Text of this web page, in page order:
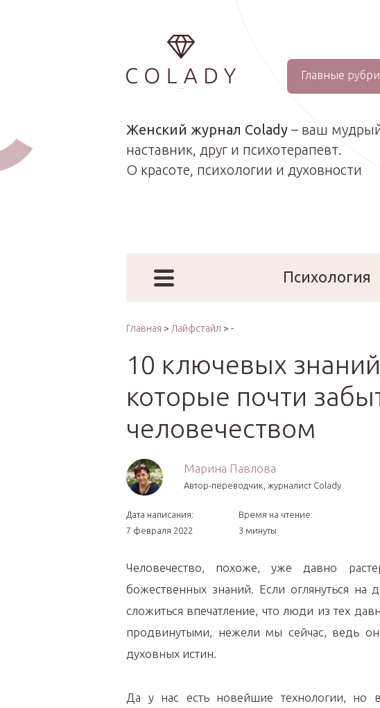
...
Главные
Женский журнал Colady – ваш
наставник, друг и психотерапевт.
О красоте, психологии и духовности
Психология
Главная > Лайфстайл > -
10 ключевых
которые почти
человечеством
Марина Павлова
Автор-переводчик, журналист Colady
Дата написания:
7 февраля 2022
Время на чтение:
3 минуты
Человечество, похоже, уже давно
божественных знаний. Если оглянуться
сложиться впечатление, что люди из тех
продвинутыми, нежели мы сейчас, ведь
духовных истин.
Да у нас есть новейшие технологии, но